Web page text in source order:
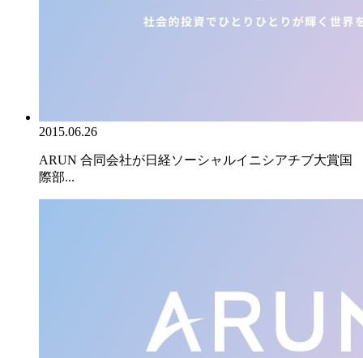
2015.06.26
ARUN 合同会社が日経ソーシャルイニシアチブ大賞国
際部...